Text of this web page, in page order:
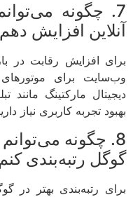
7. چگونه
آنلاین افزایش
برای افزایش رقابت در
وب‌سایت برای
دیجیتال مارکتینگ
بهبود تجربه کاربری نیاز
8. چگونه
گوگل رتبه‌بندی
برای رتبه‌بندی بهتر در